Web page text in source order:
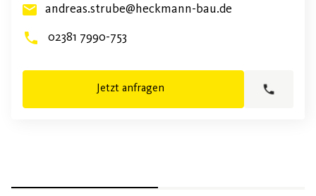
andreas.strube@heckmann-bau.de
02381 7990-753
Jetzt anfragen